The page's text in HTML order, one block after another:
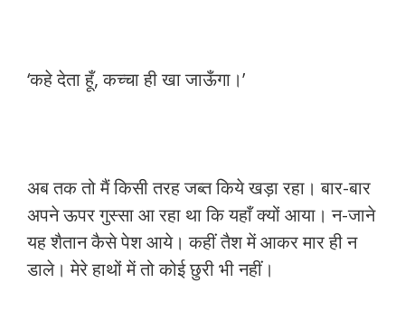
‘कहे देता हूँ, कच्चा ही खा जाऊँगा।’
अब तक तो मैं किसी तरह जब्त किये खड़ा रहा। बार-बार
अपने ऊपर गुस्सा आ रहा था कि यहाँ क्यों आया। न-जाने
यह शैतान कैसे पेश आये। कहीं तैश में आकर मार ही न
डाले। मेरे हाथों में तो कोई छुरी भी नहीं।